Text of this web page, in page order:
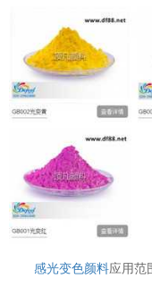
感光变色颜料应用范